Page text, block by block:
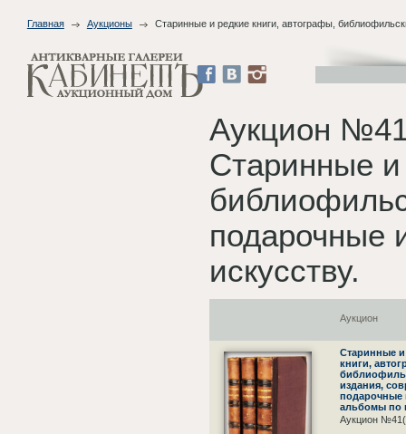
Главная Аукционы Старинные и редкие книги, автографы,
Аукцион
Старинные и
подарочные
искусству.
Аукцион
Старинные и
книги,
издания,
подарочные
альбомы по
Аукцион